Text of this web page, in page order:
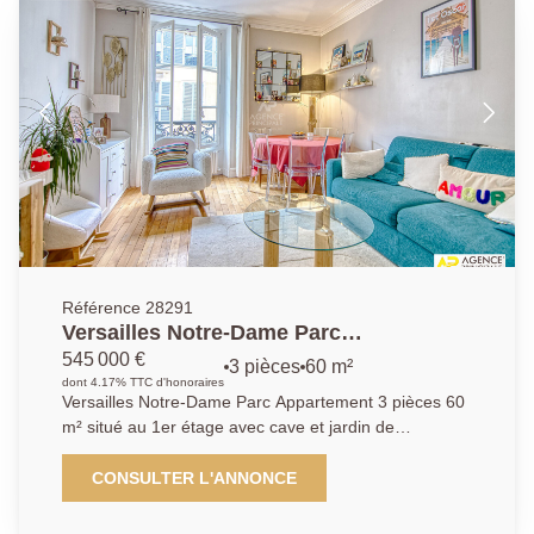
parquet, deux chambres (14 et 12m²), salle de bains,
wc séparés. A cela s'ajoute une cave saine. A visiter
rapidement.
Référence 28291
Versailles Notre-Dame Parc
Appartement 3 pièces 60 m² situé au 1er
étage avec cave
545 000 €
dont 4.17% TTC d'honoraires
3 pièces 60 m²
Versailles Notre-Dame Parc Appartement 3 pièces 60
m² situé au 1er étage avec cave et jardin de
copropriété Emplacement de premier ordre à
proximité immédiate du Parc du château, des
commerces et transports (gare Rive-Droite ligne L)
CONSULTER L'ANNONCE